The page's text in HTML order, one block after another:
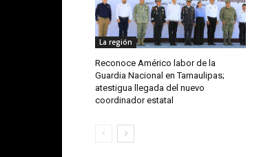
La región
Reconoce Américo labor de la
Guardia Nacional en Tamaulipas;
atestigua llegada del nuevo
coordinador estatal